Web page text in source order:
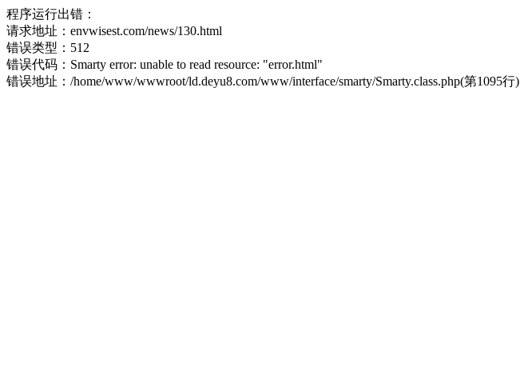
程序运行出错：
请求地址：envwisest.com/news/130.html
错误类型：512
错误代码：Smarty error: unable to read resource: "error.html"
错误地址：/home/www/wwwroot/ld.deyu8.com/www/interface/smarty/Smarty.class.php(第1095行)